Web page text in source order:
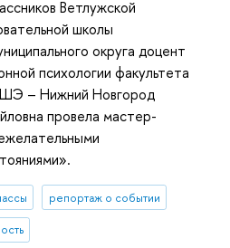
Ветлужской
школы
округа доцент
психологии факультета
– Нижний Новгород
провела мастер-
репортаж о событии